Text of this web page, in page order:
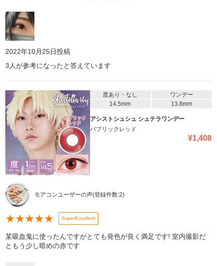
2022年10月25日投稿
3 人が参考になったと答えています
度あり・なし
ワンデー
14.5mm
13.8mm
アシストシュシュ シュテラワンデー
パブリックレッド
¥1,408
モアコンユーザーの声(登録件数:2)
★★★★★ SuperExcellent
某吸血鬼に使ったんですがとても発色が良く満足です! 室内撮影だ
ともう少し暗めの赤です